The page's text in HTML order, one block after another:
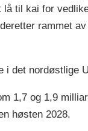
til kai for
rammet
i det nordøstlige
1,7 og 1,9
høsten 2028.